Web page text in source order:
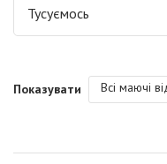
Тусуємось
Показувати Всі маючі